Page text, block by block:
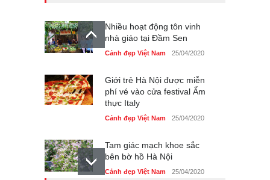
Nhiều hoạt động tôn vinh
nhà giáo tại Đầm Sen
Cảnh đẹp Việt Nam 25/04/2020
Giới trẻ Hà Nội được miễn
phí vé vào cửa festival Ẩm
thực Italy
Cảnh đẹp Việt Nam 25/04/2020
Tam giác mạch khoe sắc
bên bờ hồ Hà Nội
Cảnh đẹp Việt Nam 25/04/2020